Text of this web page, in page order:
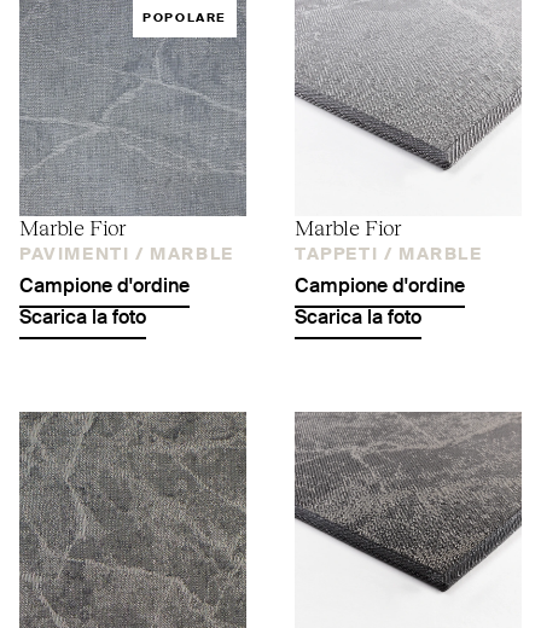
POPOLARE
Marble Fior
PAVIMENTI / MARBLE
Campione d'ordine
Scarica la foto
Marble Fior
TAPPETI / MARBLE
Campione d'ordine
Scarica la foto